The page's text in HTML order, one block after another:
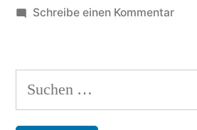
Schreibe einen Kommentarzu
–
zum
Suchen
nach: